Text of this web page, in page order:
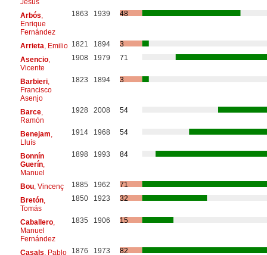
Arbós
Enrique
Fernández
1863 1939 48
Arrieta , Emilio 1821 1894
3
Asencio,
Vicente
1908 1979 71
Barbieri,
Francisco
Asenjo
1823 1894 3
Barce,
Ramón
1928 2008 54
Benejam
Lluís
1914 1968 54
Bonnín
Guerín,
Manuel
1898 1993 84
Bou, Vincenç 1885 1962
71
Bretón,
Tomás
1850 1923 32
Caballero,
Manuel
Fernández
1835 1906 15
Casals , Pablo 1876 1973
82